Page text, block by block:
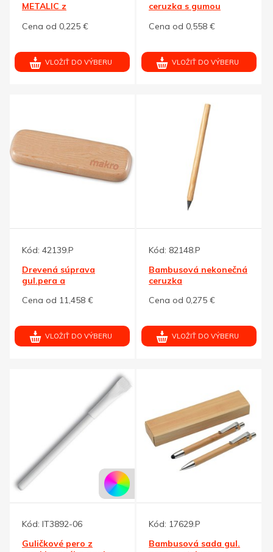
METALIC z
dop.
Cena od 0,225 €
VLOŽIŤ DO VÝBERU
ceruzka s gumou
Cena od 0,558 €
VLOŽIŤ DO VÝBERU
Kód: 42139.P
Drevená súprava
gul.pera a
Cena od 11,458 €
VLOŽIŤ DO VÝBERU
Kód: 82148.P
Bambusová nekonečná
ceruzka
Cena od 0,275 €
VLOŽIŤ DO VÝBERU
Kód: IT3892-06
Guličkové pero z
Kód: 17629.P
Bambusová sada gul.